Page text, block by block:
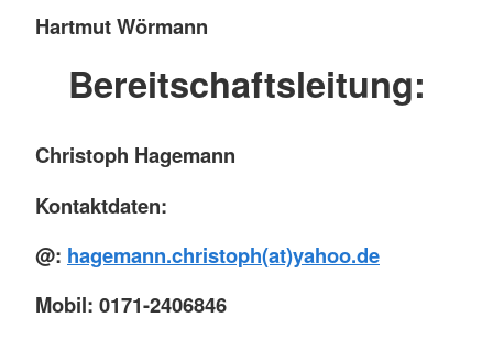
Hartmut Wörmann
Bereitschaftsleitung:
Christoph Hagemann
Kontaktdaten:
@: hagemann.christoph(at)yahoo.de
Mobil: 0171-2406846